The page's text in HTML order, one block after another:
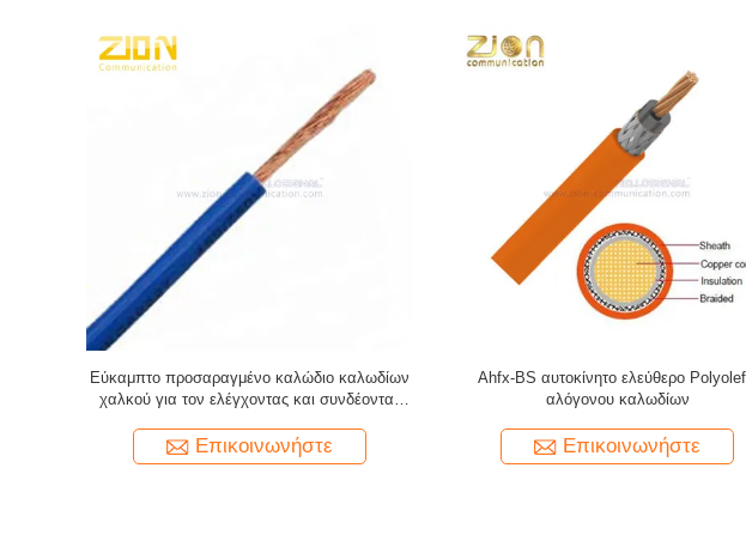
AESSXF/ALS ο αυτοκίνητος κασσίτερος
καλωδίων έντυσε την ανοπτημένη ασπίδα
Επικοινωνήστε
Αυτοκίνητο καλώδιο JASO Δ 608-92
AVSSX/AESSX
Επικοινωνήστε